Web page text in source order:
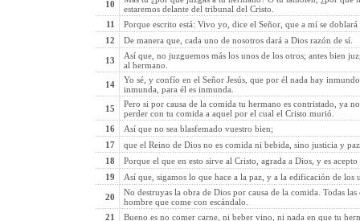
10
estaremos delante del tribunal del Cristo.
11
Porque escrito está: Vivo yo, dice el Señor, que a mí se
12
De manera que, cada uno de nosotros dará a Dios razón de sí.
13
Así que, no juzguemos más los unos de los otros; antes bien
al hermano.
14
Yo sé, y confío en el Señor Jesús, que por él nada hay
inmunda, para él es inmunda.
15
Pero si por causa de la comida tu hermano es contristado, ya
perder con tu comida a aquel por el cual el Cristo murió.
16
Así que no sea blasfemado vuestro bien;
17
que el Reino de Dios no es comida ni bebida, sino justicia y
18
Porque el que en esto sirve al Cristo, agrada a Dios, y es
19
Así que, sigamos lo que hace a la paz, y a la edificación de los
20
No destruyas la obra de Dios por causa de la comida. Todas
hombre que come con escándalo.
21
Bueno es no comer carne, ni beber vino, ni nada en que tu